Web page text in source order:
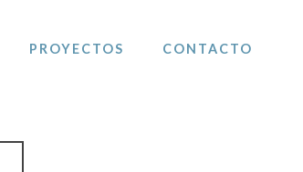
PROYECTOS CONTACTO